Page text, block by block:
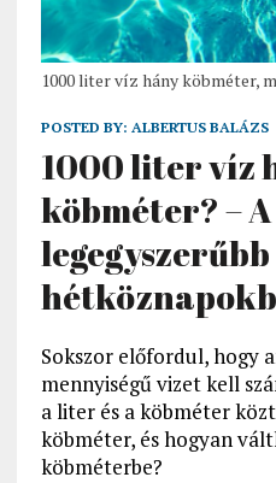
1000 liter víz hány köbméter,
POSTED BY: ALBERTUS BALÁZS
1000 liter víz
köbméter? – A
Sokszor előfordul, hogy
mennyiségű vizet kell
a liter és a köbméter
köbméter, és hogyan
köbméterbe?